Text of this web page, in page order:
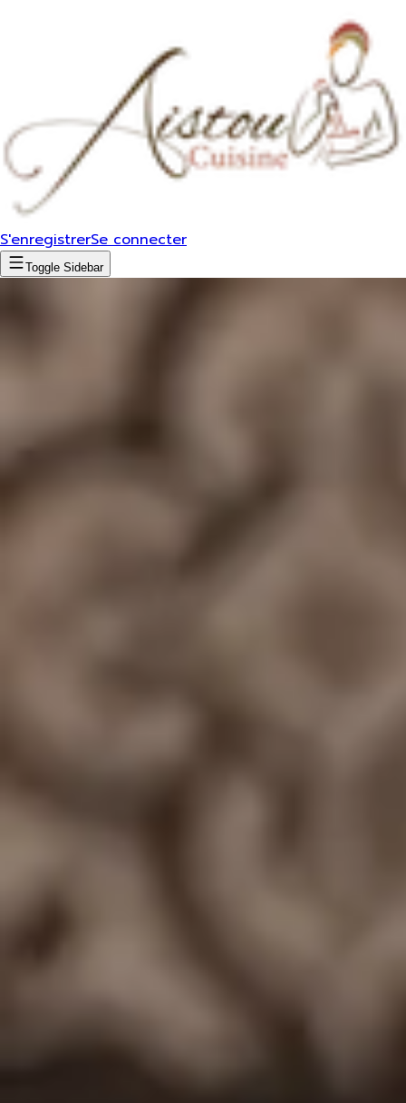
S'enregistrerSe connecter
Toggle Sidebar